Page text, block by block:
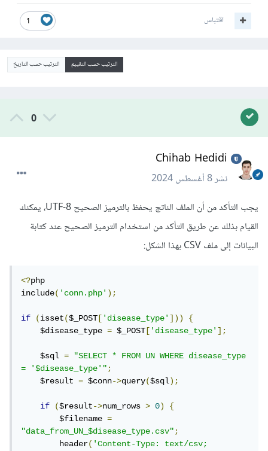
1 اقتباس
الترتيب حسب التقييم الترتيب حسب التاريخ
0
Chihab Hedidi
نشر8 أغسطس 2024
يجب التأكد من أن الملف الناتج يحفظ بالترميز الصحيح UTF-8، يمكنك
القيام بذلك عن طريق التأكد من استخدام الترميز الصحيح عند كتابة
البيانات إلى ملف CSV بهذا الشكل:
<?php
include('conn.php');
if (isset($_POST ['disease_type']))
{
    $disease_type
= $_POST ['disease_type'];
    $sql
=
"SELECT * FROM UN WHERE disease_type
= '$disease_type'";
    $result
= $conn->query($sql);
if ($result->num_rows > 0)
{
        $filename
=
"data_from_UN_$disease_type.csv";
        header
('Content-Type: text/csv;